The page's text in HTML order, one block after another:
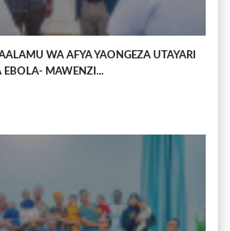
WA AFYA YAONGEZA UTAYARI
MAWENZI...